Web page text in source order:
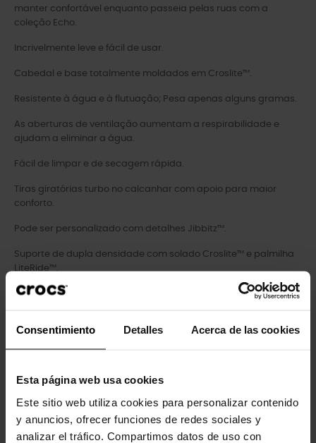
Consentimiento Detalles Acerca de las cookies
Esta página web usa cookies
Este sitio web utiliza cookies para personalizar contenido
y anuncios, ofrecer funciones de redes sociales y
analizar el tráfico. Compartimos datos de uso con
manter confortável enquanto passeia pelas ruas com a
coleção Echo.
Incrivelmente leve e fácil de usar.
Cabedal e base totalmente moldados em Croslite™.
Resistente à água e à flutuação; Pesa apenas alguns gramas.
As aberturas de ventilação aumentam a respirabilidade e
ajudam a eliminar a água.
Fácil de limpar e de secagem rápida.
Tiras giratórias turbo no calcanhar com apoio para maior
conforto.
Pode ser personalizado com detalhes Jibbitz™.
Suporte de dupla densidade com solado Croslite™ e palmilha
LiteRide™.
Clientes que compraram este
produto também compraram:
-20%